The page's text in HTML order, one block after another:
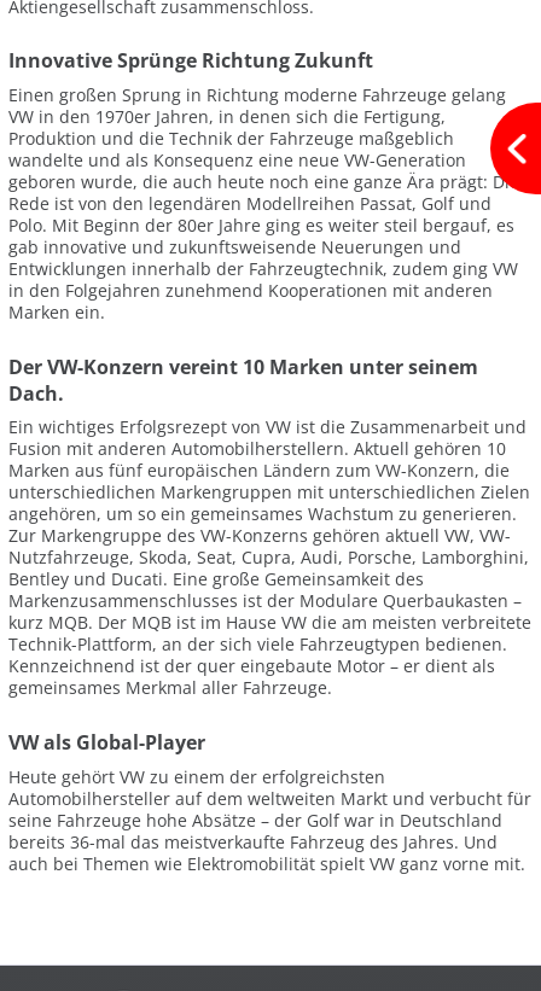
Aktiengesellschaft zusammenschloss.
Innovative Sprünge Richtung Zukunft
Einen großen Sprung in Richtung moderne Fahrzeuge gelang
VW in den 1970er Jahren, in denen sich die Fertigung,
Produktion und die Technik der Fahrzeuge maßgeblich
wandelte und als Konsequenz eine neue VW-Generation
geboren wurde, die auch heute noch eine ganze Ära prägt: Die
Rede ist von den legendären Modellreihen Passat, Golf und
Polo. Mit Beginn der 80er Jahre ging es weiter steil bergauf, es
gab innovative und zukunftsweisende Neuerungen und
Entwicklungen innerhalb der Fahrzeugtechnik, zudem ging VW
in den Folgejahren zunehmend Kooperationen mit anderen
Marken ein.
Der VW-Konzern vereint 10 Marken unter seinem
Dach.
Ein wichtiges Erfolgsrezept von VW ist die Zusammenarbeit und
Fusion mit anderen Automobilherstellern. Aktuell gehören 10
Marken aus fünf europäischen Ländern zum VW-Konzern, die
unterschiedlichen Markengruppen mit unterschiedlichen Zielen
angehören, um so ein gemeinsames Wachstum zu generieren.
Zur Markengruppe des VW-Konzerns gehören aktuell VW, VW-
Nutzfahrzeuge, Skoda, Seat, Cupra, Audi, Porsche, Lamborghini,
Bentley und Ducati. Eine große Gemeinsamkeit des
Markenzusammenschlusses ist der Modulare Querbaukasten –
kurz MQB. Der MQB ist im Hause VW die am meisten verbreitete
Technik-Plattform, an der sich viele Fahrzeugtypen bedienen.
Kennzeichnend ist der quer eingebaute Motor – er dient als
gemeinsames Merkmal aller Fahrzeuge.
VW als Global-Player
Heute gehört VW zu einem der erfolgreichsten
Automobilhersteller auf dem weltweiten Markt und verbucht für
seine Fahrzeuge hohe Absätze – der Golf war in Deutschland
bereits 36-mal das meistverkaufte Fahrzeug des Jahres. Und
auch bei Themen wie Elektromobilität spielt VW ganz vorne mit.